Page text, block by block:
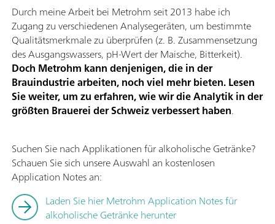
Durch meine Arbeit bei Metrohm seit 2013 habe ich
Zugang zu verschiedenen Analysegeräten, um bestimmte
Qualitätsmerkmale zu überprüfen (z. B. Zusammensetzung
des Ausgangswassers, pH-Wert der Maische, Bitterkeit).
Doch Metrohm kann denjenigen, die in der
Brauindustrie arbeiten, noch viel mehr bieten. Lesen
Sie weiter, um zu erfahren, wie wir die Analytik in der
größten Brauerei der Schweiz verbessert haben.
Suchen Sie nach Applikationen für alkoholische Getränke?
Schauen Sie sich unsere Auswahl an kostenlosen
Application Notes an:
Laden Sie hier Metrohm Application Notes für
alkoholische Getränke herunter